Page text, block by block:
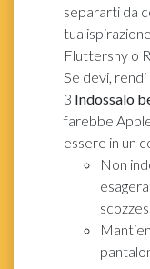
separarti da
tua
Fluttershy o
Se devi,
3 Indossalo
farebbe
essere in un
Non